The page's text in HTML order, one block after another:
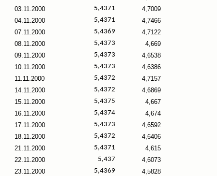
03.11.2000
5,4371
4,7009
04.11.2000
5,4371
4,7466
07.11.2000
5,4369
4,7122
08.11.2000
5,4373
4,669
09.11.2000
5,4373
4,6538
10.11.2000
5,4373
4,6386
11.11.2000
5,4372
4,7157
14.11.2000
5,4372
4,6869
15.11.2000
5,4375
4,667
16.11.2000
5,4374
4,674
17.11.2000
5,4373
4,6592
18.11.2000
5,4372
4,6406
21.11.2000
5,4371
4,615
22.11.2000
5,437
4,6073
23.11.2000
5,4369 4,5828